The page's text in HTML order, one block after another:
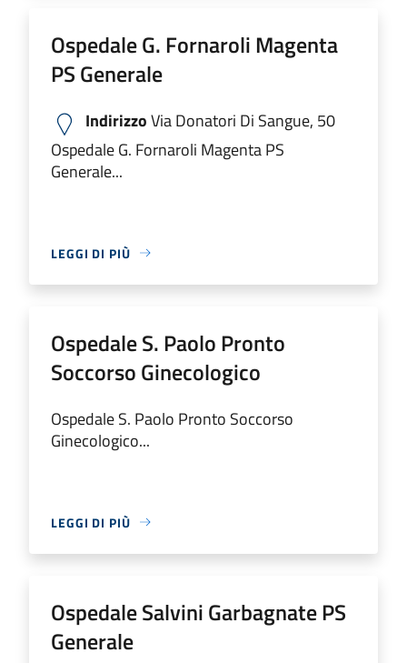
Ospedale G. Fornaroli Magenta
PS Generale
IndirizzoVia Donatori Di Sangue, 50
Ospedale G. Fornaroli Magenta PS
Generale...
LEGGI DI PIÙ
Ospedale S. Paolo Pronto
Soccorso Ginecologico
Ospedale S. Paolo Pronto Soccorso
Ginecologico...
LEGGI DI PIÙ
Ospedale Salvini Garbagnate PS
Generale